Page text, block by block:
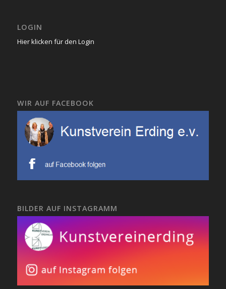
LOGIN
Hier klicken für den Login
WIR AUF FACEBOOK
BILDER AUF INSTAGRAMM